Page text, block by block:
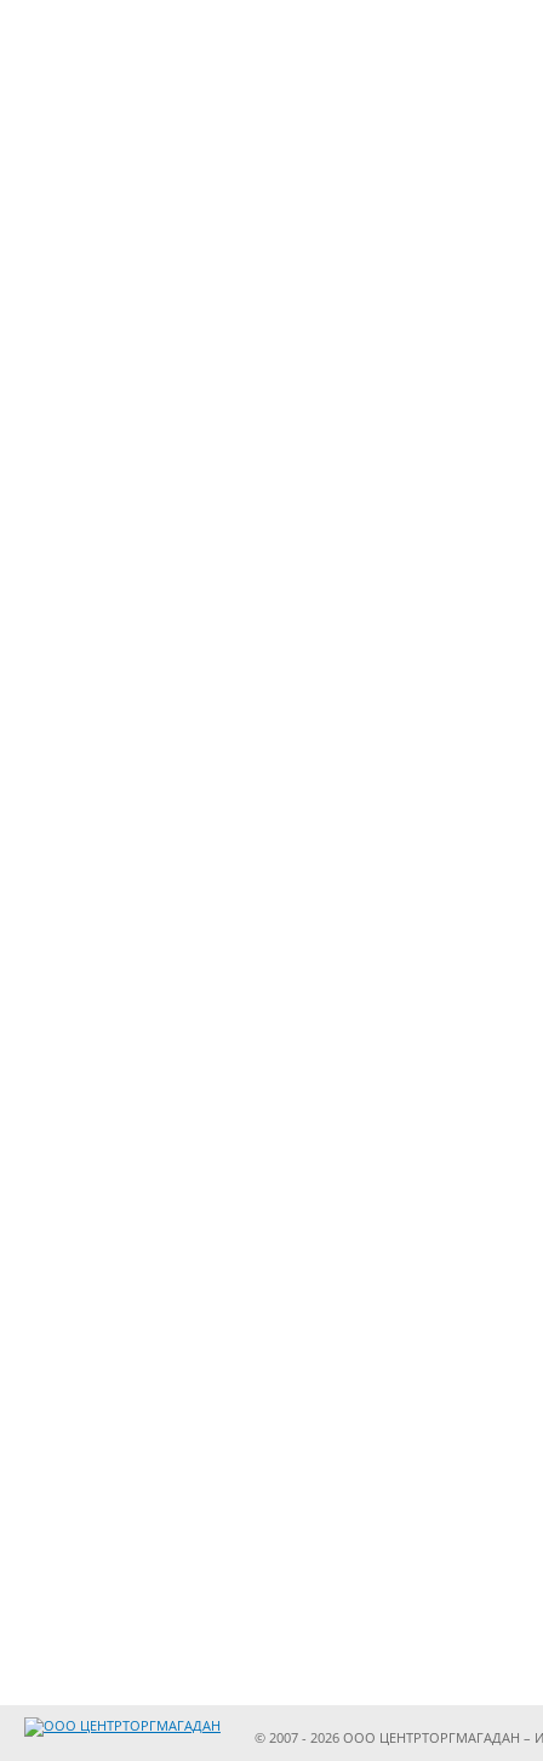
© 2007 - 2026 ООО ЦЕНТРТОРГМАГАДАН –